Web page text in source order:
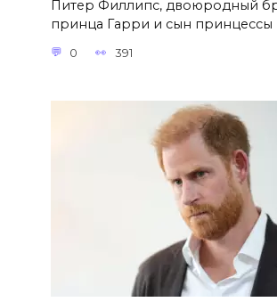
Питер Филлипс, двоюродный
принца Гарри и сын принцессы
0 391